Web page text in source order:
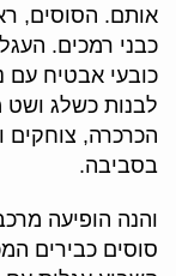
אותם. הסוסים,
כבני רמכים.
כובעי אבטיח עם
לבנות כשלג
הכרכרה, צוחקים
בסביבה.
והנה הופיעה
סוסים כבירים